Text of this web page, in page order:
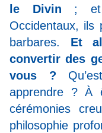
le Divin ; et
Occidentaux, ils
barbares. Et
convertir des
vous ?
apprendre ? À
cérémonies
philosophie